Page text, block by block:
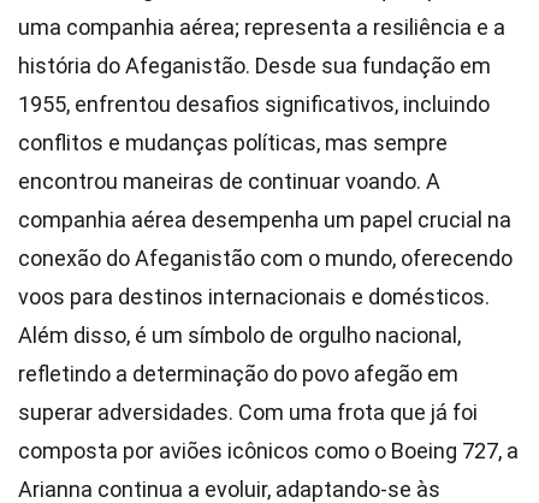
uma companhia aérea; representa a resiliência e a
história do Afeganistão. Desde sua fundação em
1955, enfrentou desafios significativos, incluindo
conflitos e mudanças políticas, mas sempre
encontrou maneiras de continuar voando. A
companhia aérea desempenha um papel crucial na
conexão do Afeganistão com o mundo, oferecendo
voos para destinos internacionais e domésticos.
Além disso, é um símbolo de orgulho nacional,
refletindo a determinação do povo afegão em
superar adversidades. Com uma frota que já foi
composta por aviões icônicos como o Boeing 727, a
Arianna continua a evoluir, adaptando-se às